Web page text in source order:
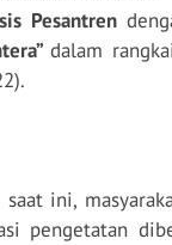
Pesantren
dalam
ini,
pengetatan